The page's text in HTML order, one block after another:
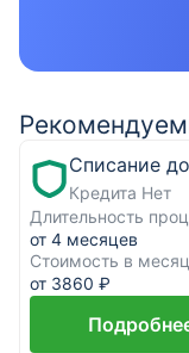
Списание
Кредита Нет
Длительность
от 4 месяцев
Стоимость в месяц
от 3860 ₽